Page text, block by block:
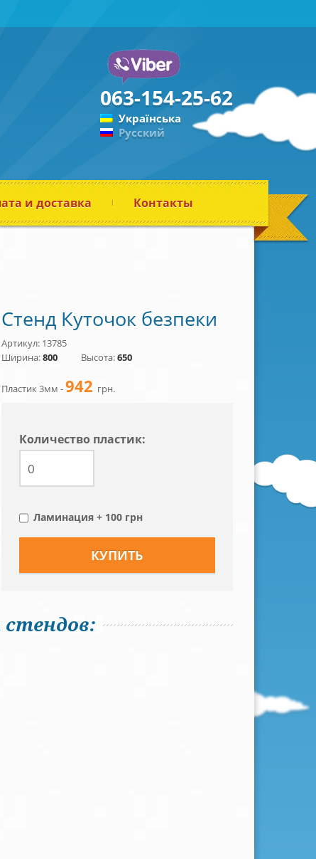
063-154-25-62
Українська
Русский
и доставка Контакты
Стенд Куточок безпеки
Артикул: 13785
Ширина:800 Высота:650
Пластик 3мм -942 грн.
Количество пластик:
Ламинация + 100 грн